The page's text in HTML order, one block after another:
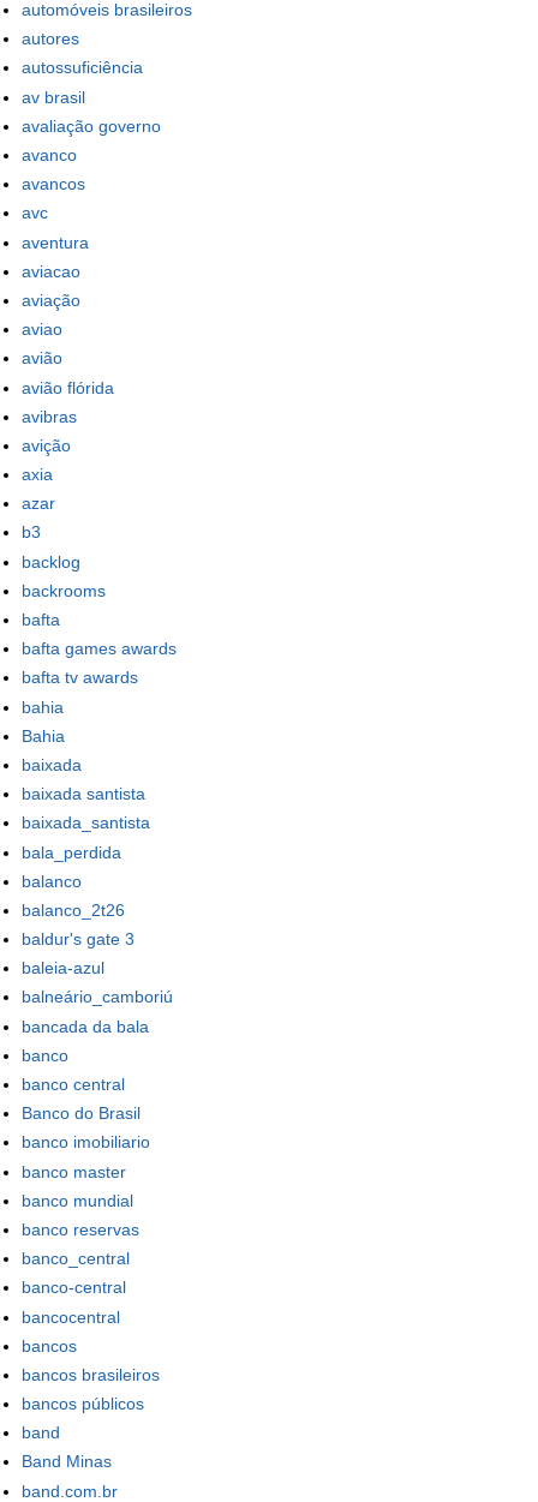
automóveis brasileiros
autores
autossuficiência
av brasil
avaliação governo
avanco
avancos
avc
aventura
aviacao
aviação
aviao
avião
avião flórida
avibras
avição
axia
azar
b3
backlog
backrooms
bafta
bafta games awards
bafta tv awards
bahia
Bahia
baixada
baixada santista
baixada_santista
bala_perdida
balanco
balanco_2t26
baldur's gate 3
baleia-azul
balneário_camboriú
bancada da bala
banco
banco central
Banco do Brasil
banco imobiliario
banco master
banco mundial
banco reservas
banco_central
banco-central
bancocentral
bancos
bancos brasileiros
bancos públicos
band
Band Minas
band.com.br